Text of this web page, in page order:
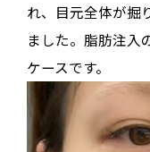
れ、目元全体が掘
ました。脂肪注入
ケースです。